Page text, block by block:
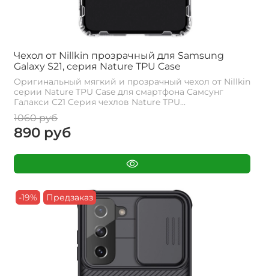
Чехол от Nillkin прозрачный для Samsung
Galaxy S21, серия Nature TPU Case
Оригинальный мягкий и прозрачный чехол от Nillkin
серии Nature TPU Case для смартфона Самсунг
Галакси С21 Cерия чехлов Nature TPU...
1060 руб
890 руб
-19% Предзаказ